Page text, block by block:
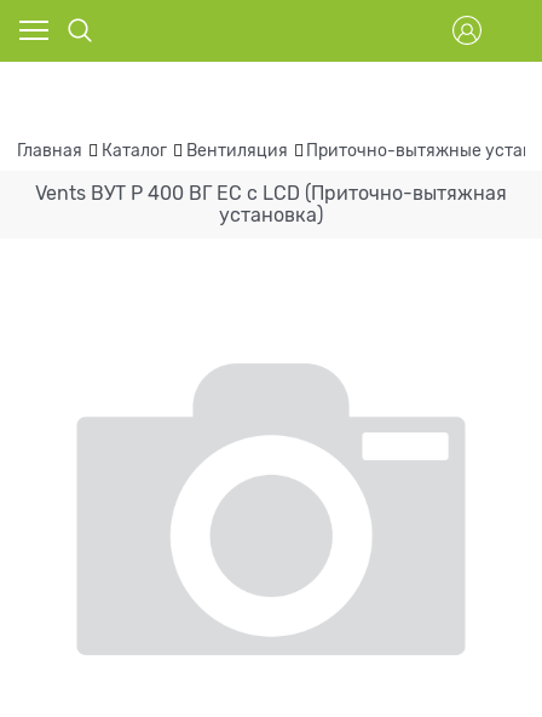
Главная Каталог Вентиляция Приточно-вытяжные
Vents ВУТ Р 400 ВГ ЕС с LCD (Приточно-вытяжная
установка)